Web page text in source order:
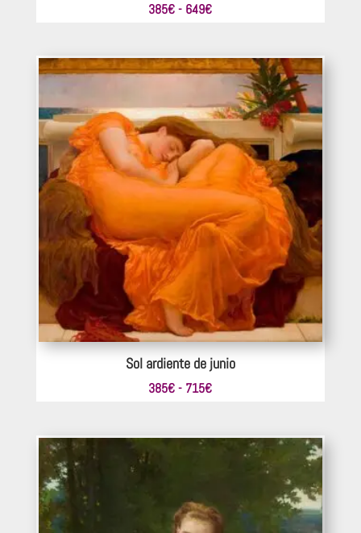
385€ - 649€Rango
desde
385€
hasta
649€
Sol ardiente de junio
385€ - 715€Rango
715€